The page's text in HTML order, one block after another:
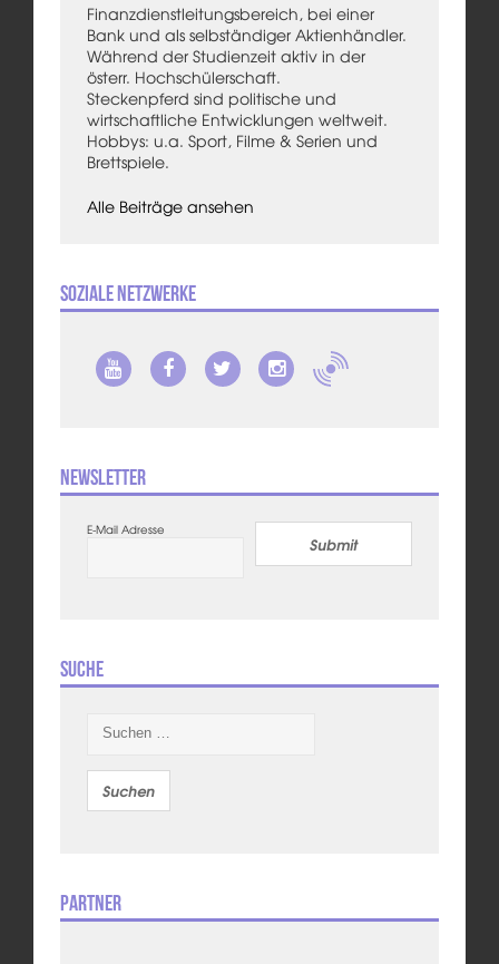
Finanzdienstleitungsbereich, bei einer
Bank und als selbständiger Aktienhändler.
Während der Studienzeit aktiv in der
österr. Hochschülerschaft.
Steckenpferd sind politische und
wirtschaftliche Entwicklungen weltweit.
Hobbys: u.a. Sport, Filme & Serien und
Brettspiele.
Alle Beiträge ansehen
Soziale Netzwerke
Newsletter
E-Mail Adresse
Submit
Suche
nach:
Partner